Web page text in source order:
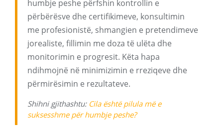
humbje peshe përfshin kontrollin e
përbërësve dhe certifikimeve, konsultimin
me profesionistë, shmangien e pretendimeve
jorealiste, fillimin me doza të ulëta dhe
monitorimin e progresit. Këta hapa
ndihmojnë në minimizimin e rreziqeve dhe
përmirësimin e rezultateve.
Shihni gjithashtu: Cila është pilula më e
suksesshme për humbje peshe?